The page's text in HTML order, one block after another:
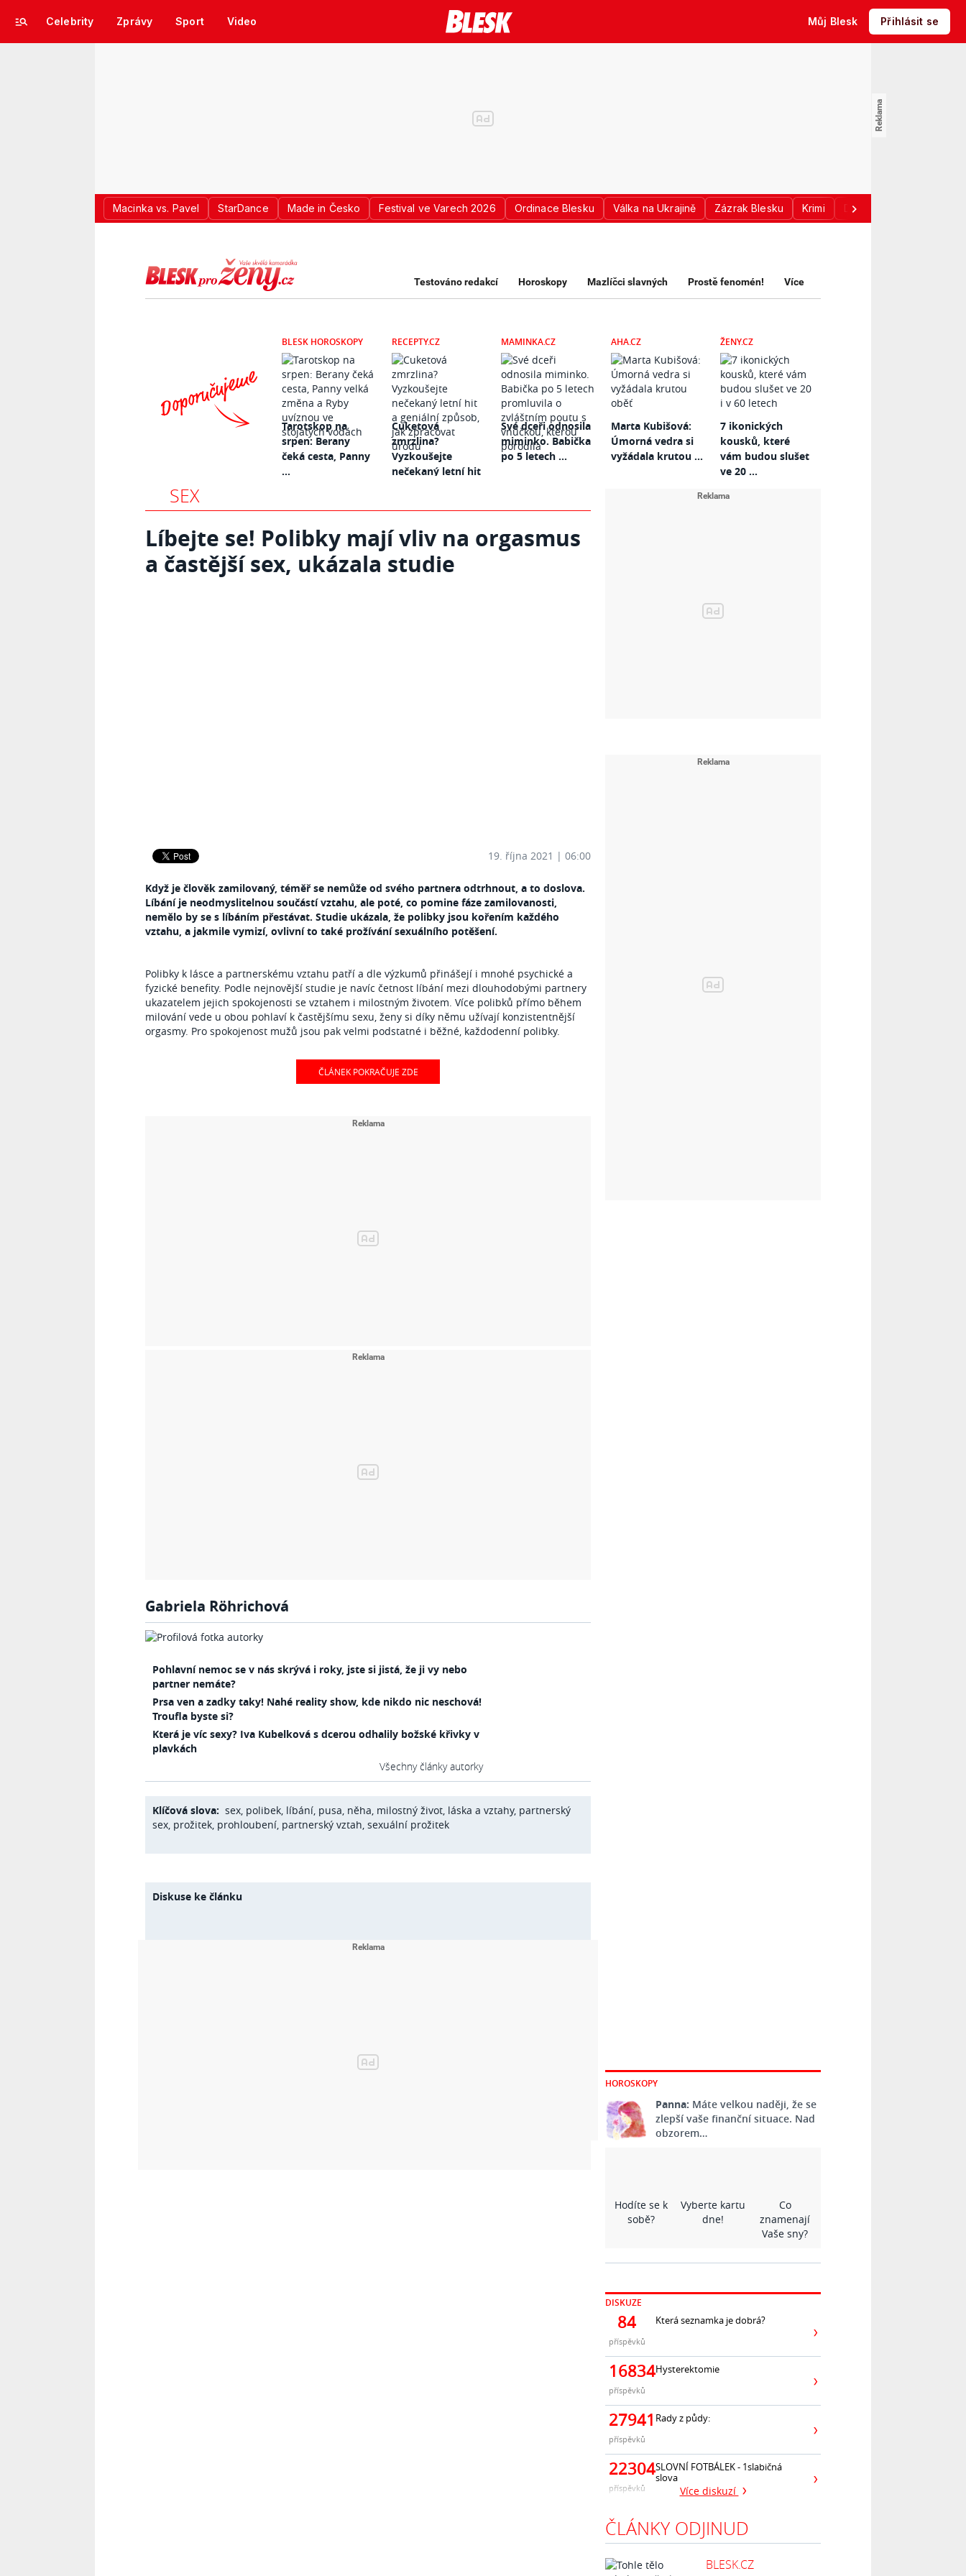
Celebrity Zprávy Sport Video Můj Blesk Přihlásit se
Macinka vs. Pavel StarDance Made in Česko Festival ve Varech 2026 Ordinace Blesku Válka na Ukrajině Zázrak Blesku Krimi Donald Trump
LOGO BLESK PRO ŽENY
Testováno redakcí Horoskopy Mazlíčci slavných Prostě fenomén! Více
BLESK HOROSKOPY
Tarotskop na
srpen: Berany
čeká cesta, Panny
...
RECEPTY.CZ
Cuketová
zmrzlina?
Vyzkoušejte
nečekaný letní hit
MAMINKA.CZ
Své dceři odnosila
miminko. Babička
po 5 letech ...
AHA.CZ
Marta Kubišová:
Úmorná vedra si
vyžádala krutou ...
ŽENY.CZ
7 ikonických
kousků, které
vám budou slušet
ve 20 ...
SEX
Líbejte se! Polibky mají vliv na orgasmus
a častější sex, ukázala studie
19. října 2021 | 06:00
Když je člověk zamilovaný, téměř se nemůže od svého partnera odtrhnout, a to doslova.
Líbání je neodmyslitelnou součástí vztahu, ale poté, co pomine fáze zamilovanosti,
nemělo by se s líbáním přestávat. Studie ukázala, že polibky jsou kořením každého
vztahu, a jakmile vymizí, ovlivní to také prožívání sexuálního potěšení.
Polibky k lásce a partnerskému vztahu patří a dle výzkumů přinášejí i mnohé psychické a
fyzické benefity. Podle nejnovější studie je navíc četnost líbání mezi dlouhodobými partnery
ukazatelem jejich spokojenosti se vztahem i milostným životem. Více polibků přímo během
milování vede u obou pohlaví k častějšímu sexu, ženy si díky němu užívají konzistentnější
orgasmy. Pro spokojenost mužů jsou pak velmi podstatné i běžné, každodenní polibky.
ČLÁNEK POKRAČUJE ZDE
Gabriela Röhrichová
Pohlavní nemoc se v nás skrývá i roky, jste si jistá, že ji vy nebo
partner nemáte?
Prsa ven a zadky taky! Nahé reality show, kde nikdo nic neschová!
Troufla byste si?
Která je víc sexy? Iva Kubelková s dcerou odhalily božské křivky v
plavkách
Všechny články autorky
Klíčová slova: sex, polibek, líbání, pusa, něha, milostný život, láska a vztahy, partnerský
sex, prožitek, prohloubení, partnerský vztah, sexuální prožitek
Diskuse ke článku
HOROSKOPY
Panna: Máte velkou naději, že se
zlepší vaše finanční situace. Nad
obzorem…
Hodíte se k
sobě?
Vyberte kartu
dne!
Co
znamenají
Vaše sny?
DISKUZE
84
příspěvků
Která seznamka je dobrá?
16834
příspěvků
Hysterektomie
27941
příspěvků
Rady z půdy:
22304
příspěvků
SLOVNÍ FOTBÁLEK - 1slabičná
slova
Více diskuzí
ČLÁNKY ODJINUD
BLESK.CZ